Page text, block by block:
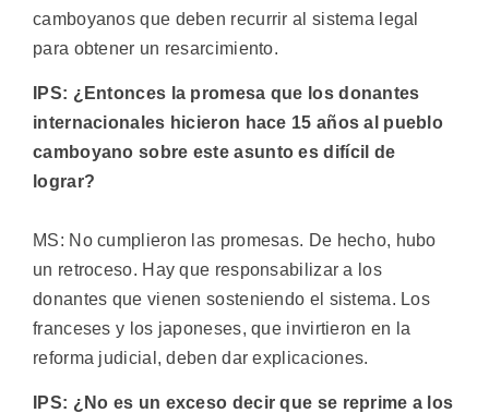
camboyanos que deben recurrir al sistema legal
para obtener un resarcimiento.
IPS: ¿Entonces la promesa que los donantes
internacionales hicieron hace 15 años al pueblo
camboyano sobre este asunto es difícil de
lograr?
MS: No cumplieron las promesas. De hecho, hubo
un retroceso. Hay que responsabilizar a los
donantes que vienen sosteniendo el sistema. Los
franceses y los japoneses, que invirtieron en la
reforma judicial, deben dar explicaciones.
IPS: ¿No es un exceso decir que se reprime a los